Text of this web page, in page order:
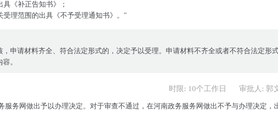
《补正告知书》；
理范围的出具《不予受理通知书》。"
申请材料齐全、符合法定形式的，决定予以受理。申请材料不齐全或者不符合法定形
。
时限: 10个工作日 审批人: 郭
服务网做出予以办理决定。对于审查不通过，在河南政务服务网做出不予与办理决定，